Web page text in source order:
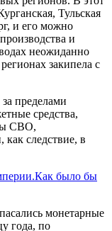
Тульская
и его можно
и
неожиданно
закипела с
пределами
средства,
СВО,
следствие, в
было бы
монетарные
года, по